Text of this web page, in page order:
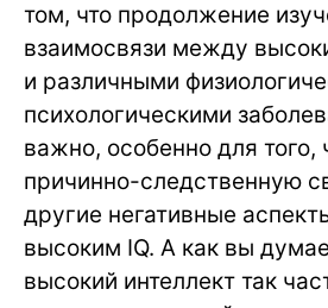
том, что продолжение
взаимосвязи между
и различными
психологическими
важно, особенно для того,
причинно-следственную
другие негативные
высоким IQ. А как вы
высокий интеллект так